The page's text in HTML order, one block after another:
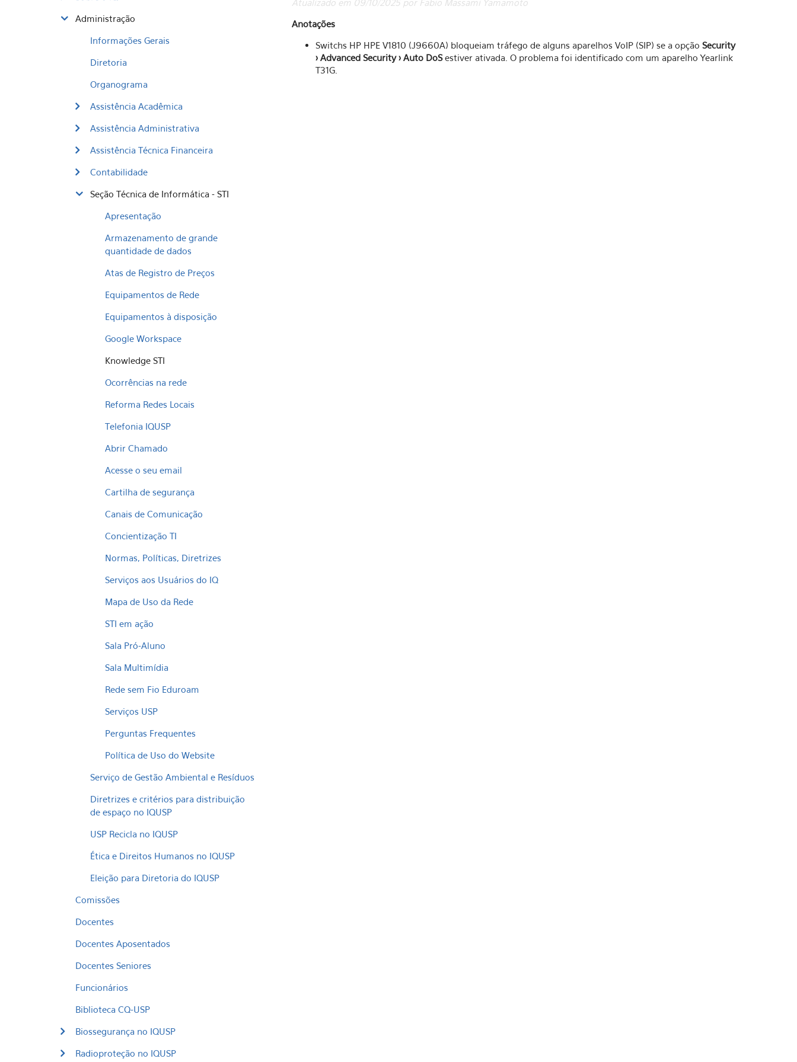
Administração
Informações Gerais
Diretoria
Organograma
Assistência Acadêmica
Assistência Administrativa
Assistência Técnica Financeira
Contabilidade
Seção Técnica de Informática - STI
Apresentação
Armazenamento de grande
quantidade de dados
Atas de Registro de Preços
Equipamentos de Rede
Equipamentos à disposição
Google Workspace
Knowledge STI
Ocorrências na rede
Reforma Redes Locais
Telefonia IQUSP
Abrir Chamado
Acesse o seu email
Cartilha de segurança
Canais de Comunicação
Concientização TI
Normas, Políticas, Diretrizes
Serviços aos Usuários do IQ
Mapa de Uso da Rede
STI em ação
Sala Pró-Aluno
Sala Multimídia
Rede sem Fio Eduroam
Serviços USP
Perguntas Frequentes
Política de Uso do Website
Serviço de Gestão Ambiental e Resíduos
Diretrizes e critérios para distribuição
de espaço no IQUSP
USP Recicla no IQUSP
Ética e Direitos Humanos no IQUSP
Eleição para Diretoria do IQUSP
Comissões
Docentes
Docentes Aposentados
Docentes Seniores
Funcionários
Biblioteca CQ-USP
Biossegurança no IQUSP
Radioproteção no IQUSP
Atualizado em 09/10/2025 por Fabio Massami Yamamoto
Anotações
Switchs HP HPE V1810 (J9660A) bloqueiam tráfego de alguns aparelhos VoIP (SIP) se a opção Security
> Advanced Security > Auto DoSestiver ativada. O problema foi identificado com um aparelho Yearlink
T31G.